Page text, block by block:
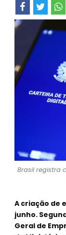
Brasil registra
A criação de
junho.
Geral de